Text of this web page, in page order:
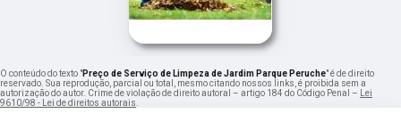
O conteúdo do texto "Preço de Serviço de Limpeza de Jardim Parque Peruche" é de direito
reservado. Sua reprodução, parcial ou total, mesmo citando nossos links, é proibida sem a
autorização do autor. Crime de violação de direito autoral – artigo 184 do Código Penal – Lei
9610/98 - Lei de direitos autorais.